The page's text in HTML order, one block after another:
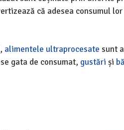
că adesea consumul
alimentele ultraprocesate sunt
gata de consumat, gustări și